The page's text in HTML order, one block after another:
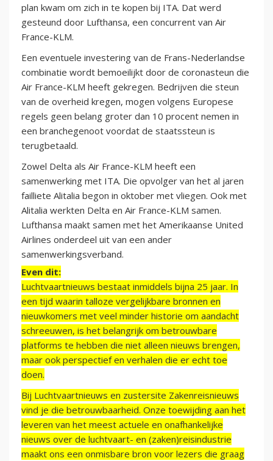
plan kwam om zich in te kopen bij ITA. Dat werd
gesteund door Lufthansa, een concurrent van Air
France-KLM.
Een eventuele investering van de Frans-Nederlandse
combinatie wordt bemoeilijkt door de coronasteun die
Air France-KLM heeft gekregen. Bedrijven die steun
van de overheid kregen, mogen volgens Europese
regels geen belang groter dan 10 procent nemen in
een branchegenoot voordat de staatssteun is
terugbetaald.
Zowel Delta als Air France-KLM heeft een
samenwerking met ITA. Die opvolger van het al jaren
failliete Alitalia begon in oktober met vliegen. Ook met
Alitalia werkten Delta en Air France-KLM samen.
Lufthansa maakt samen met het Amerikaanse United
Airlines onderdeel uit van een ander
samenwerkingsverband.
Even dit:
Luchtvaartnieuws bestaat inmiddels bijna 25 jaar. In
een tijd waarin talloze vergelijkbare bronnen en
nieuwkomers met veel minder historie om aandacht
schreeuwen, is het belangrijk om betrouwbare
platforms te hebben die niet alleen nieuws brengen,
maar ook perspectief en verhalen die er echt toe
doen.
Bij Luchtvaartnieuws en zustersite Zakenreisnieuws
vind je die betrouwbaarheid. Onze toewijding aan het
leveren van het meest actuele en onafhankelijke
nieuws over de luchtvaart- en (zaken)reisindustrie
maakt ons een onmisbare bron voor lezers die graag